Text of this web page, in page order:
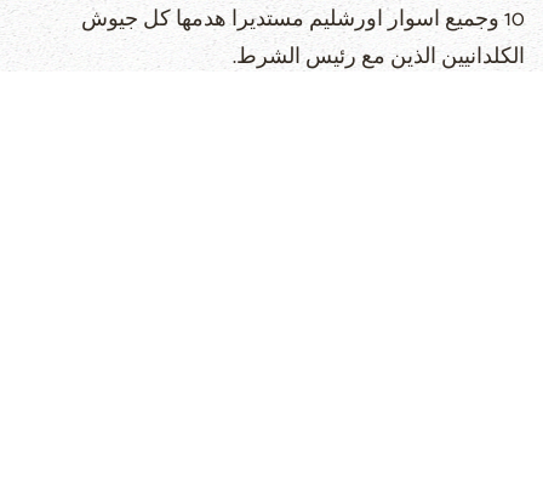
10 وجميع اسوار اورشليم مستديرا هدمها كل جيوش
الكلدانيين الذين مع رئيس الشرط.